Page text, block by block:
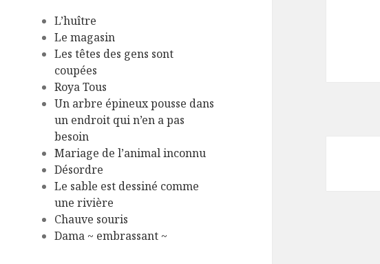
L’huître
Le magasin
Les têtes des gens sont
coupées
Roya Tous
Un arbre épineux pousse dans
un endroit qui n’en a pas
besoin
Mariage de l’animal inconnu
Désordre
Le sable est dessiné comme
une rivière
Chauve souris
Dama ~ embrassant ~